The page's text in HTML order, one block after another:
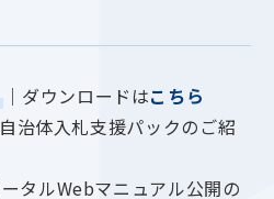
｜ダウンロードはこちら
治体入札支援パックのご紹
タルWebマニュアル公開の